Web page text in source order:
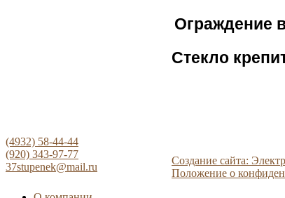
Ограждение
Стекло
(4932) 58-44-44
(920) 343-97-77
37stupenek@mail.ru
Создание сайта:
Положение о